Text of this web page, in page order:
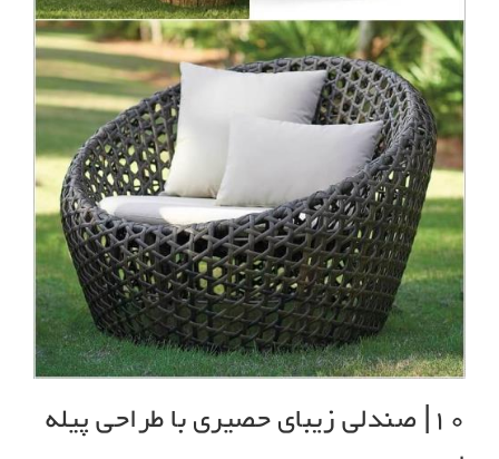
10| صندلی زیبای حصیری با طراحی پیله